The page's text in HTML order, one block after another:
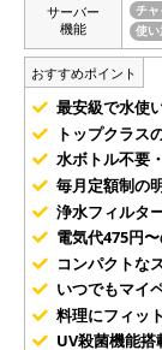
サーバー
機能
チャ
使い
おすすめポイント
最安級で水使
トップクラス
水ボトル不要
毎月定額制の
浄水フィルタ
電気代475円
コンパクトな
いつでもマイ
料理にフィッ
UV殺菌機能